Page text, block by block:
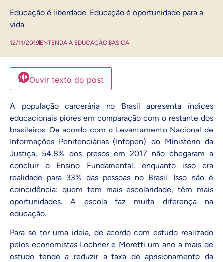
Educação é liberdade. Educação é oportunidade para a
vida
12/11/2019ENTENDA A EDUCAÇÃO BÁSICA
Ouvir texto do post
A população carcerária no Brasil apresenta índices
educacionais piores em comparação com o restante dos
brasileiros. De acordo com o Levantamento Nacional de
Informações Penitenciárias (Infopen) do Ministério da
Justiça, 54,8% dos presos em 2017 não chegaram a
concluir o Ensino Fundamental, enquanto isso era
realidade para 33% das pessoas no Brasil. Isso não é
coincidência: quem tem mais escolaridade, têm mais
oportunidades. A escola faz muita diferença na
educação.
Para se ter uma ideia, de acordo com estudo realizado
pelos economistas Lochner e Moretti um ano a mais de
estudo tende a reduzir a taxa de aprisionamento da